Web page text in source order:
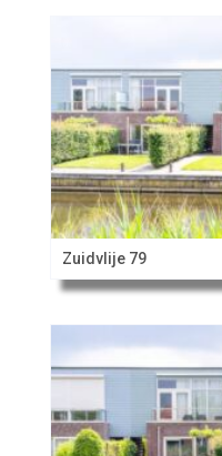
Zuidvlije 79